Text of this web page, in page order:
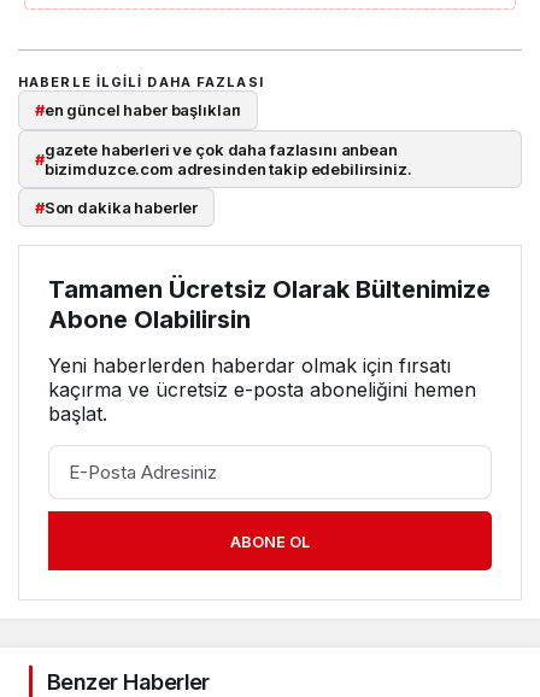
HABERLE ILGILI DAHA FAZLASI
#en güncel haber başlıkları
#gazete haberleri ve çok daha fazlasını anbean
bizimduzce.com adresinden takip edebilirsiniz.
#Son dakika haberler
Tamamen Ücretsiz Olarak Bültenimize
Abone Olabilirsin
Yeni haberlerden haberdar olmak için fırsatı
kaçırma ve ücretsiz e-posta aboneliğini hemen
başlat.
ABONE OL
Benzer Haberler